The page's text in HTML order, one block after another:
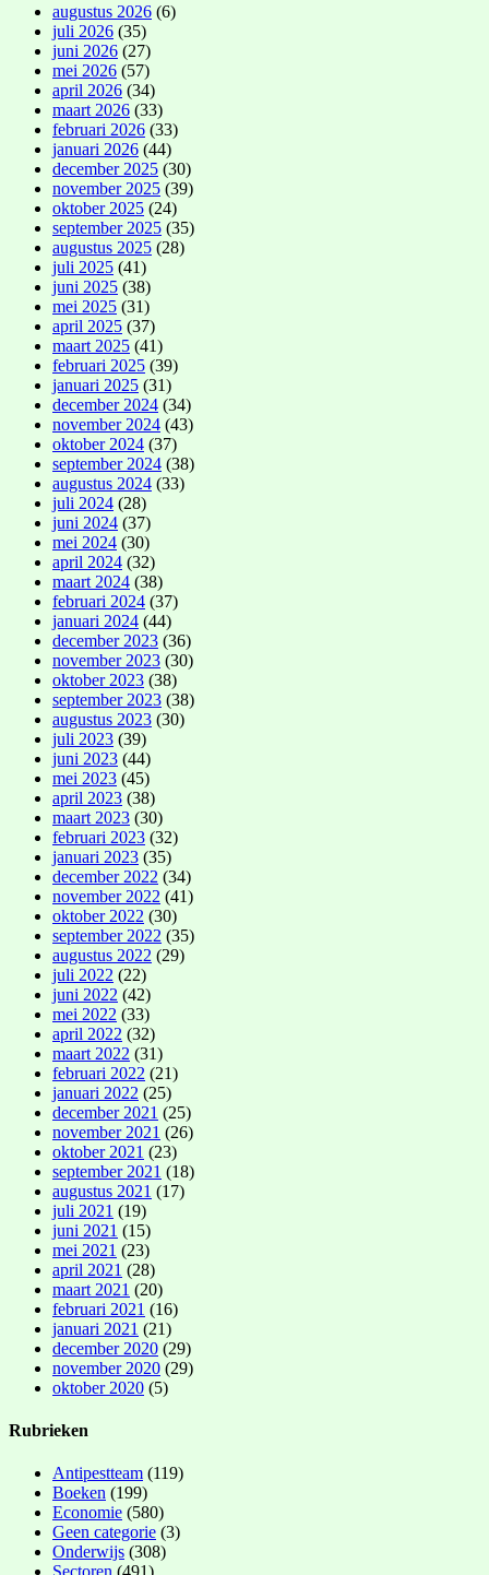
augustus 2026 (6)
juli 2026 (35)
juni 2026 (27)
mei 2026 (57)
april 2026 (34)
maart 2026 (33)
februari 2026 (33)
januari 2026 (44)
december 2025 (30)
november 2025 (39)
oktober 2025 (24)
september 2025 (35)
augustus 2025 (28)
juli 2025 (41)
juni 2025 (38)
mei 2025 (31)
april 2025 (37)
maart 2025 (41)
februari 2025 (39)
januari 2025 (31)
december 2024 (34)
november 2024 (43)
oktober 2024 (37)
september 2024 (38)
augustus 2024 (33)
juli 2024 (28)
juni 2024 (37)
mei 2024 (30)
april 2024 (32)
maart 2024 (38)
februari 2024 (37)
januari 2024 (44)
december 2023 (36)
november 2023 (30)
oktober 2023 (38)
september 2023 (38)
augustus 2023 (30)
juli 2023 (39)
juni 2023 (44)
mei 2023 (45)
april 2023 (38)
maart 2023 (30)
februari 2023 (32)
januari 2023 (35)
december 2022 (34)
november 2022 (41)
oktober 2022 (30)
september 2022 (35)
augustus 2022 (29)
juli 2022 (22)
juni 2022 (42)
mei 2022 (33)
april 2022 (32)
maart 2022 (31)
februari 2022 (21)
januari 2022 (25)
december 2021 (25)
november 2021 (26)
oktober 2021 (23)
september 2021 (18)
augustus 2021 (17)
juli 2021 (19)
juni 2021 (15)
mei 2021 (23)
april 2021 (28)
maart 2021 (20)
februari 2021 (16)
januari 2021 (21)
december 2020 (29)
november 2020 (29)
oktober 2020 (5)
Rubrieken
Antipestteam (119)
Boeken (199)
Economie (580)
Geen categorie (3)
Onderwijs (308)